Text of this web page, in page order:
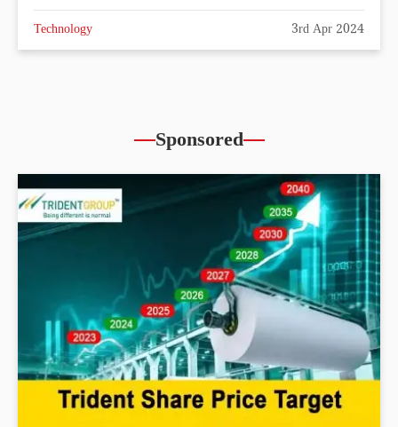
Technology 3rd Apr 2024
Sponsored